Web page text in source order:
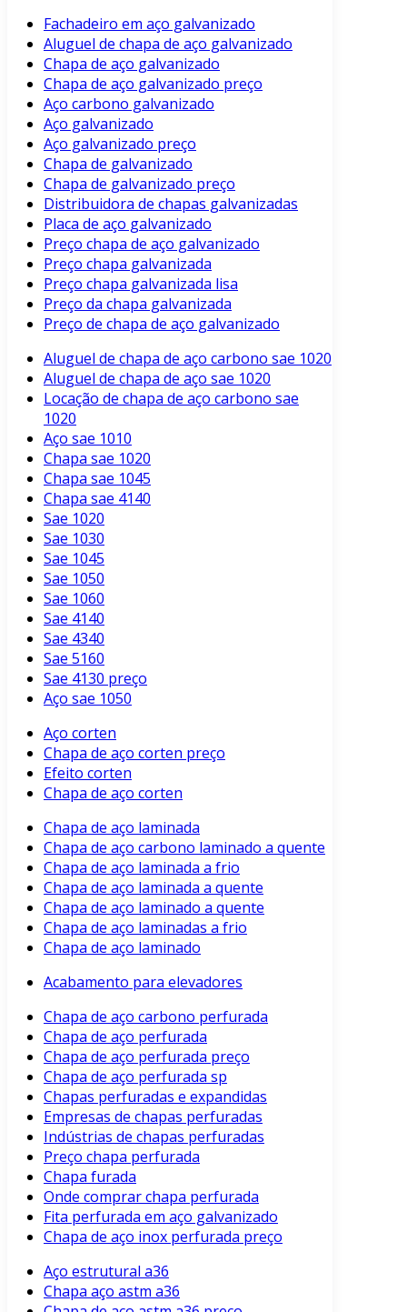
Fachadeiro em aço galvanizado
Aluguel de chapa de aço galvanizado
Chapa de aço galvanizado
Chapa de aço galvanizado preço
Aço carbono galvanizado
Aço galvanizado
Aço galvanizado preço
Chapa de galvanizado
Chapa de galvanizado preço
Distribuidora de chapas galvanizadas
Placa de aço galvanizado
Preço chapa de aço galvanizado
Preço chapa galvanizada
Preço chapa galvanizada lisa
Preço da chapa galvanizada
Preço de chapa de aço galvanizado
Aluguel de chapa de aço carbono sae 1020
Aluguel de chapa de aço sae 1020
Locação de chapa de aço carbono sae
1020
Aço sae 1010
Chapa sae 1020
Chapa sae 1045
Chapa sae 4140
Sae 1020
Sae 1030
Sae 1045
Sae 1050
Sae 1060
Sae 4140
Sae 4340
Sae 5160
Sae 4130 preço
Aço sae 1050
Aço corten
Chapa de aço corten preço
Efeito corten
Chapa de aço corten
Chapa de aço laminada
Chapa de aço carbono laminado a quente
Chapa de aço laminada a frio
Chapa de aço laminada a quente
Chapa de aço laminado a quente
Chapa de aço laminadas a frio
Chapa de aço laminado
Acabamento para elevadores
Chapa de aço carbono perfurada
Chapa de aço perfurada
Chapa de aço perfurada preço
Chapa de aço perfurada sp
Chapas perfuradas e expandidas
Empresas de chapas perfuradas
Indústrias de chapas perfuradas
Preço chapa perfurada
Chapa furada
Onde comprar chapa perfurada
Fita perfurada em aço galvanizado
Chapa de aço inox perfurada preço
Aço estrutural a36
Chapa aço astm a36